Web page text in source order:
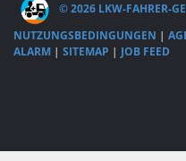
© 2026 LKW-FAHRER-
NUTZUNGSBEDINGUNGEN |
ALARM | SITEMAP | JOB FEED